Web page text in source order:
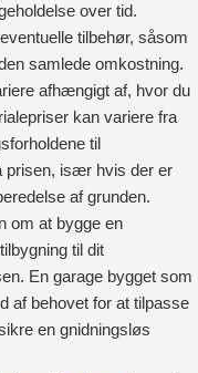
over tid.
tilbehør, såsom
samlede omkostning.
afhængigt af, hvor du
kan variere fra
til
prisen, især hvis der er
af grunden.
om at bygge en
til dit
En garage bygget som
af behovet for at tilpasse
en gnidningsløs